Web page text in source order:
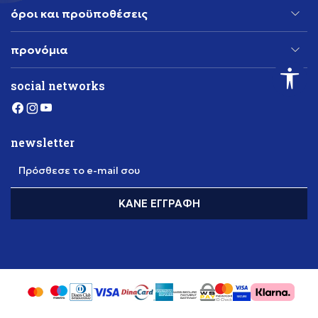
όροι και προϋποθέσεις
προνόμια
social networks
newsletter
Πρόσθεσε το e-mail σου
ΚΆΝΕ ΕΓΓΡΑΦΉ